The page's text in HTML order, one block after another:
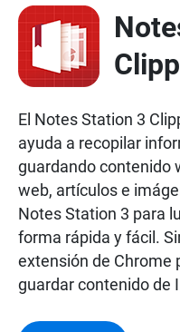
El Notes Station 3
ayuda a recopilar
guardando contenido
web, artículos e
Notes Station 3 para
forma rápida y fácil.
extensión de Chrome
guardar contenido de